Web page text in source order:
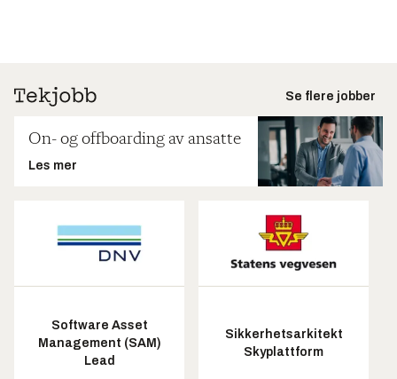
Se flere jobber
On- og offboarding av ansatte
Les mer
Software Asset
Management (SAM)
Lead
Sikkerhetsarkitekt
Skyplattform